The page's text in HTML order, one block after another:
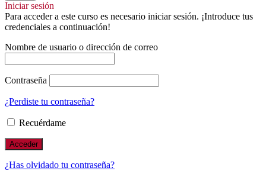
Iniciar sesión
Para acceder a este curso es necesario iniciar sesión. ¡Introduce tus
credenciales a continuación!
Nombre de usuario o dirección de correo
Contraseña
¿Perdiste tu contraseña?
Recuérdame
¿Has olvidado tu contraseña?